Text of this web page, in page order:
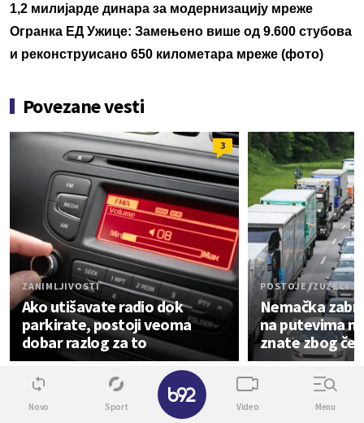
1,2 милијарде динара за модернизацију мреже
Огранка ЕД Ужице: Замењено више од 9.600 стубова
и реконструисано 650 километара мреже (фото)
Povezane vesti
3
ZANIMLJIVOSTI
Ako utišavate radio dok
parkirate, postoji veoma
dobar razlog za to
POSTOJE IZUZECI
Nemačka
na putevima
znate zbog
Automobili
Novo Sport Video Menu
✕